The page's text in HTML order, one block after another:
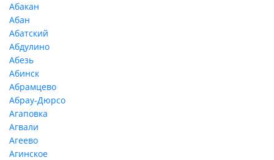
Абакан
Абан
Абатский
Абдулино
Абезь
Абинск
Абрамцево
Абрау-Дюрсо
Агаповка
Агвали
Агеево
Агинское